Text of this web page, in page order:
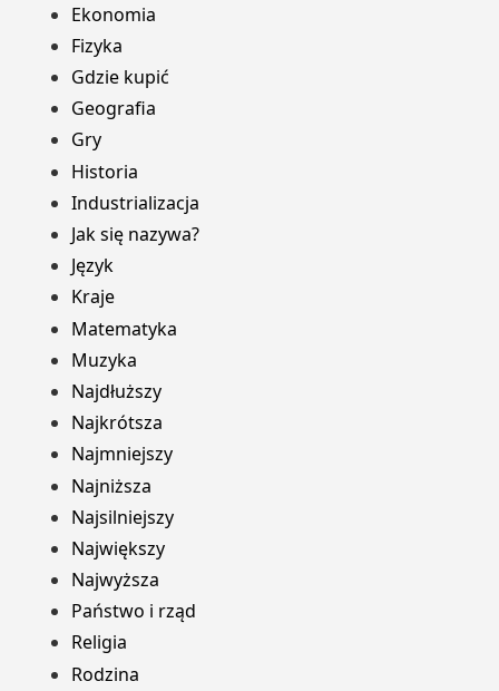
Ekonomia
Fizyka
Gdzie kupić
Geografia
Gry
Historia
Industrializacja
Jak się nazywa?
Język
Kraje
Matematyka
Muzyka
Najdłuższy
Najkrótsza
Najmniejszy
Najniższa
Najsilniejszy
Największy
Najwyższa
Państwo i rząd
Religia
Rodzina